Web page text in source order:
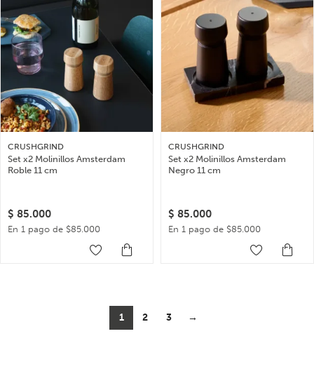
CRUSHGRIND
Set x2 Molinillos Amsterdam
Roble 11 cm
$ 85.000
En 1 pago de $85.000
CRUSHGRIND
Set x2 Molinillos Amsterdam
Negro 11 cm
$ 85.000
En 1 pago de $85.000
1 2 3 →